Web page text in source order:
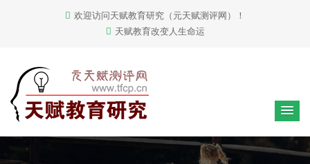
欢迎访问天赋教育研究（元天赋测评网）！
天赋教育改变人生命运